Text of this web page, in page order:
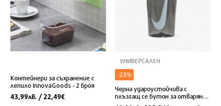
Контейнери за съхранение с
лепило InnovaGoods - 2 броя
43,99лв. / 22,49€
УНИВЕРСАЛЕН
-23%
Черна удароустойчива с
плъзгащ се бутон за отваряне
с една ръка